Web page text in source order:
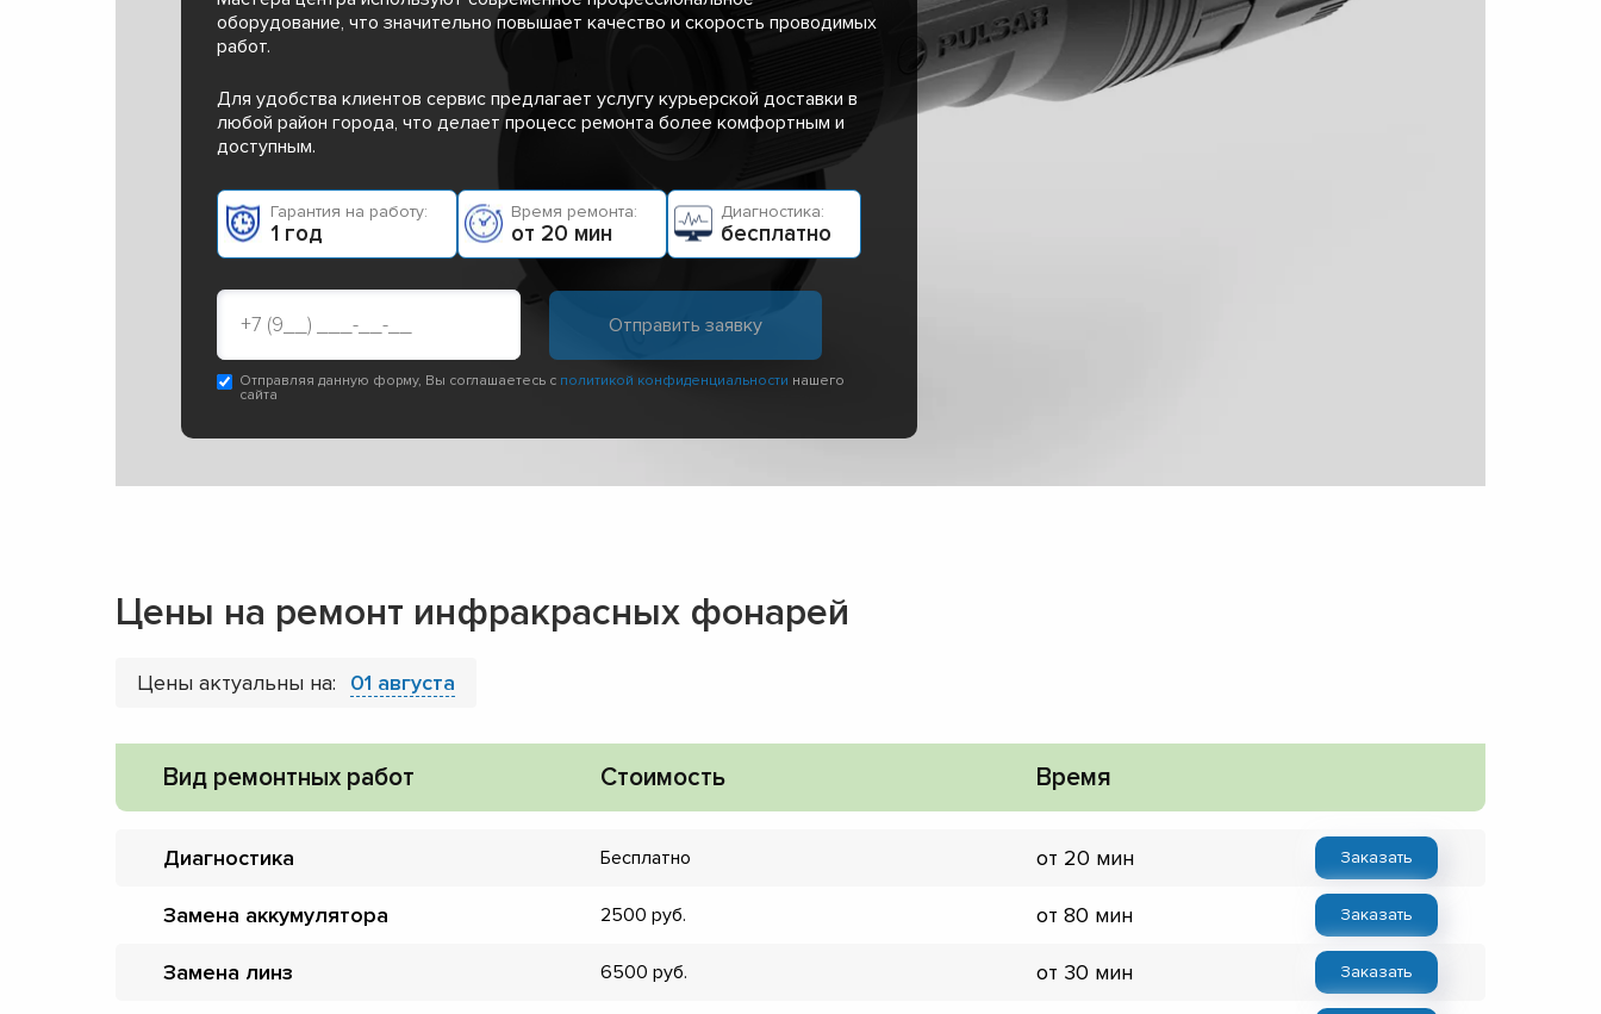
оборудование, что значительно повышает качество и скорость проводимых
работ.
Для удобства клиентов сервис предлагает услугу курьерской доставки в
любой район города, что делает процесс ремонта более комфортным и
доступным.
Гарантия на работу:
1 год
Время ремонта:
от 20 мин
Диагностика:
бесплатно
Отправляя данную форму, Вы соглашаетесь с политикой конфиденциальности нашего
сайта
Цены на ремонт инфракрасных фонарей
Цены актуальны на: 01 августа
Вид ремонтных работ Стоимость Время
Диагностика Бесплатно от 20 мин Заказать
Замена аккумулятора 2500 от 80 мин Заказать
Замена линз 6500 от 30 мин Заказать